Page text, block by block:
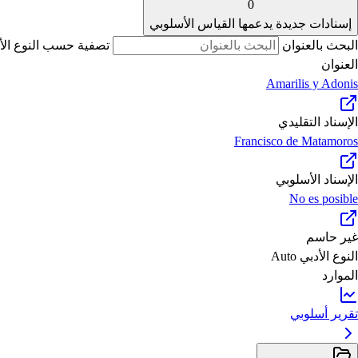
0
إسنادات جديدة يدعمها القياس الأسلوبي
البحث بالعنوان
تصفية حسب النوع
العنوان
Amarilis y Adonis
الإسناد التقليدي
Francisco de Matamoros
الإسناد الأسلوبي
No es posible
غير حاسم
النوع الأدبي Auto
الموارد
تقرير أسلوبي